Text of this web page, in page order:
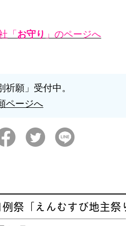
「お守り 」のページへ
祈願」受付中。
ページへ
祭「えんむすび地主祭